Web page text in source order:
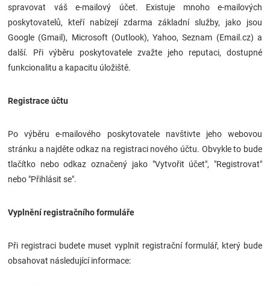
Značky
Blog
spravovat váš e-mailový účet. Existuje mnoho e-mailových
poskytovatelů, kteří nabízejí zdarma základní služby, jako jsou
Google (Gmail), Microsoft (Outlook), Yahoo, Seznam (Email.cz) a
další. Při výběru poskytovatele zvažte jeho reputaci, dostupné
funkcionalitu a kapacitu úložiště.
Registrace účtu
Po výběru e-mailového poskytovatele navštivte jeho webovou
stránku a najděte odkaz na registraci nového účtu. Obvykle to bude
tlačítko nebo odkaz označený jako "Vytvořit účet", "Registrovat"
nebo "Přihlásit se".
Vyplnění registračního formuláře
Při registraci budete muset vyplnit registrační formulář, který bude
obsahovat následující informace: